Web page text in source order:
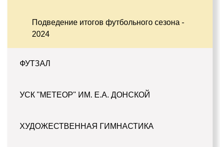
Подведение итогов футбольного сезона -
2024
ФУТЗАЛ
УСК "МЕТЕОР" ИМ. Е.А. ДОНСКОЙ
ХУДОЖЕСТВЕННАЯ ГИМНАСТИКА